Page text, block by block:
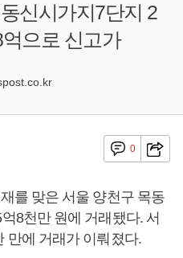
신시가지7단지 2
으로 신고가
0
를 맞은 서울 양천구 목동
8천만 원에 거래됐다. 서
만에 거래가 이뤄졌다.